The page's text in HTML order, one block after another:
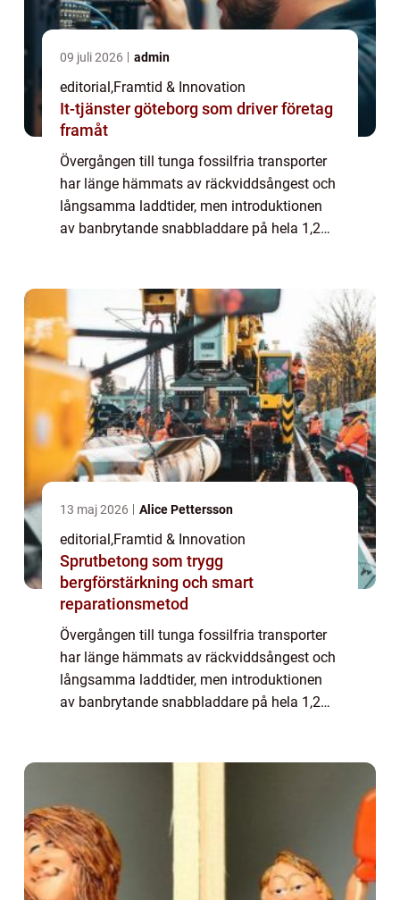
09 juli 2026 admin
editorial,Framtid & Innovation
It-tjänster göteborg som driver företag
framåt
Övergången till tunga fossilfria transporter
har länge hämmats av räckviddsångest och
långsamma laddtider, men introduktionen
av banbrytande snabbladdare på hela 1,2
13 maj 2026 Alice Pettersson
editorial,Framtid & Innovation
Sprutbetong som trygg
bergförstärkning och smart
reparationsmetod
Övergången till tunga fossilfria transporter
har länge hämmats av räckviddsångest och
långsamma laddtider, men introduktionen
av banbrytande snabbladdare på hela 1,2